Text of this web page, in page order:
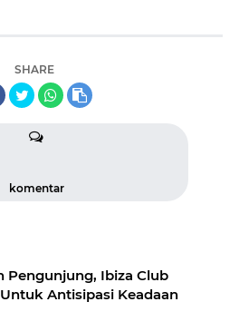
SHARE
komentar
Pengunjung, Ibiza Club
Antisipasi Keadaan